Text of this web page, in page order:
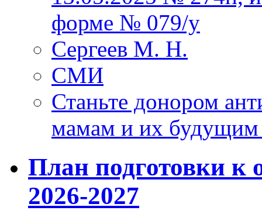
форме № 079/у
Сергеев М. Н.
СМИ
Станьте донором
мамам и их
План подготовки к
2026-2027